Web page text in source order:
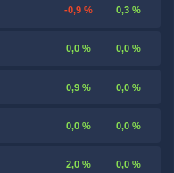
-0,9 % 0,3 %
0,0 % 0,0 %
0,9 % 0,0 %
0,0 % 0,0 %
2,0 % 0,0 %